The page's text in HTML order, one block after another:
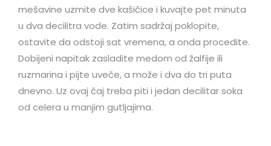
mešavine uzmite dve kašičice i kuvajte pet minuta
u dva decilitra vode. Zatim sadržaj poklopite,
ostavite da odstoji sat vremena, a onda procedite.
Dobijeni napitak zasladite medom od žalfije ili
ruzmarina i pijte uveče, a može i dva do tri puta
dnevno. Uz ovaj čaj treba piti i jedan decilitar soka
od celera u manjim gutljajima.